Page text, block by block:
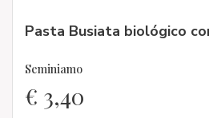
Pasta Busiata biológico
Seminiamo
€ 3,40